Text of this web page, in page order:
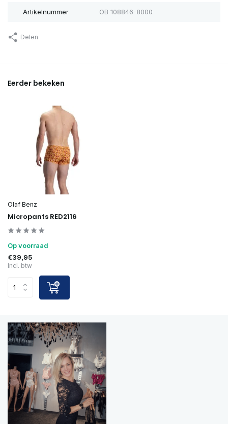
Artikelnummer OB 108846-8000
Delen
Eerder bekeken
Olaf Benz
Micropants RED2116
Op voorraad
€39,95
Incl. btw